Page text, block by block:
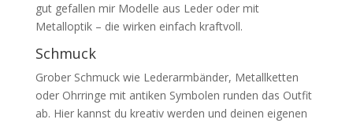
gut gefallen mir Modelle aus Leder oder mit
Metalloptik – die wirken einfach kraftvoll.
Schmuck
Grober Schmuck wie Lederarmbänder, Metallketten
oder Ohrringe mit antiken Symbolen runden das Outfit
ab. Hier kannst du kreativ werden und deinen eigenen